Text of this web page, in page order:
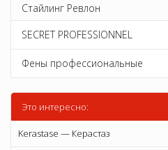
Стайлинг Ревлон
SECRET PROFESSIONNEL
Фены профессиональные
Это интересно:
Kerastase — Керастаз